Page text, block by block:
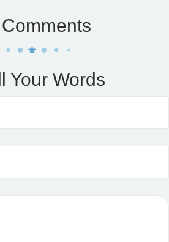
Your Words